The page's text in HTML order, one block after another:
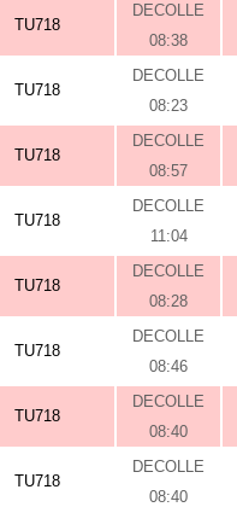
TU718
DECOLLE
08:38
TU718
DECOLLE
08:23
TU718
DECOLLE
08:57
TU718
DECOLLE
11:04
TU718
DECOLLE
08:28
TU718
DECOLLE
08:46
TU718
DECOLLE
08:40
TU718
DECOLLE
08:40